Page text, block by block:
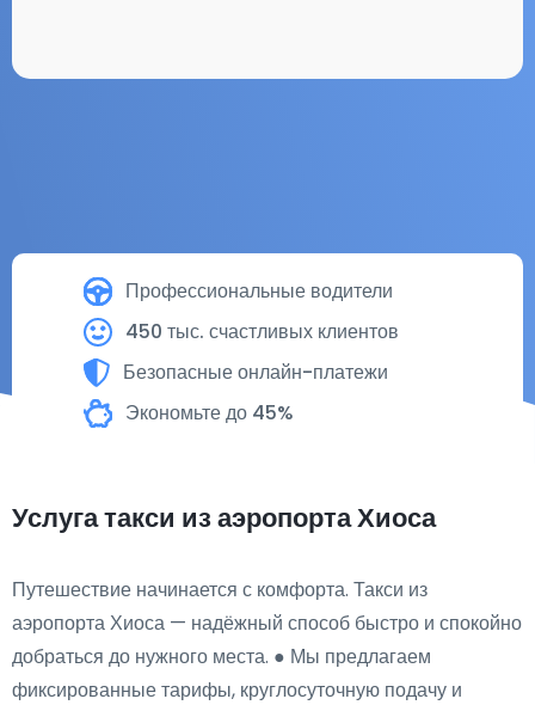
Профессиональные водители
450 тыс. счастливых клиентов
Безопасные онлайн-платежи
Экономьте до 45%
Услуга такси из аэропорта Хиоса
Путешествие начинается с комфорта. Такси из
аэропорта Хиоса — надёжный способ быстро и спокойно
добраться до нужного места. ● Мы предлагаем
фиксированные тарифы, круглосуточную подачу и